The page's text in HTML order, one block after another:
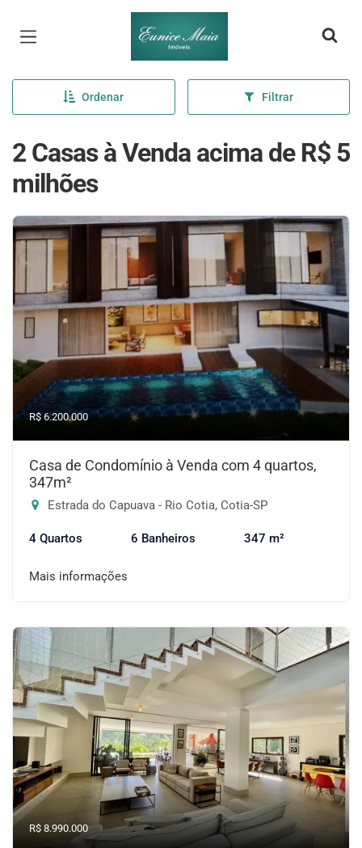
Página inicial
Ordenar Filtrar
2 Casas à Venda acima de R$ 5
milhões
R$ 6.200.000
Casa de Condomínio à Venda com 4 quartos,
347m²
Estrada do Capuava - Rio Cotia, Cotia-SP
4 Quartos 6 Banheiros 347 m²
Mais informações
R$ 8.990.000